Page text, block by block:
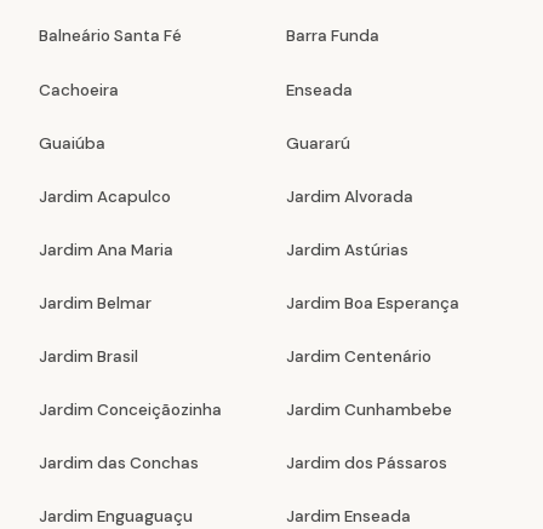
Balneário Santa Fé Barra Funda
Cachoeira Enseada
Guaiúba Guararú
Jardim Acapulco Jardim Alvorada
Jardim Ana Maria Jardim Astúrias
Jardim Belmar Jardim Boa Esperança
Jardim Brasil Jardim Centenário
Jardim Conceiçãozinha Jardim Cunhambebe
Jardim das Conchas Jardim dos Pássaros
Jardim Enguaguaçu Jardim Enseada